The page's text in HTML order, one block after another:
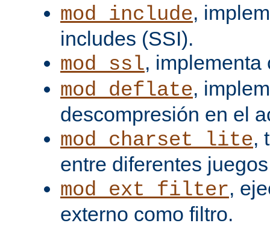
mod_include,
includes (SSI).
mod_ssl, implementa
mod_deflate,
descompresión en el
mod_charset_lite,
entre diferentes
mod_ext_filter,
externo como filtro.